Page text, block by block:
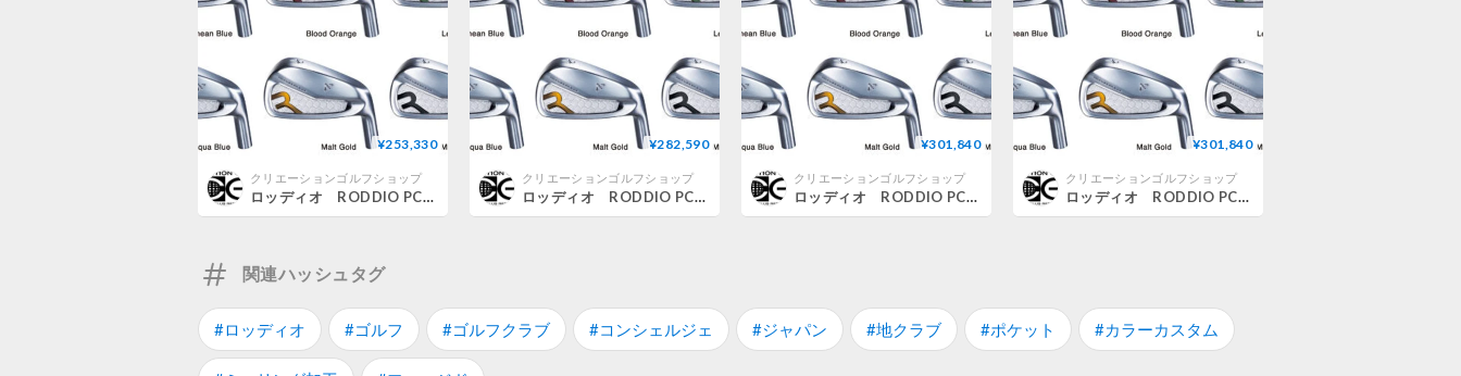
¥253,330
クリエーションゴルフショップ
ロッディオ RODDIO PC フォージドアイアン【＃7〜S】 7本セット カラーカスタム仕様 N.S.PRO モーダス3 TOUR 105 アイアン用シャフト付
¥282,590
クリエーションゴルフショップ
ロッディオ RODDIO PC フォージドアイアン【＃7〜S】 7本セット カラーカスタム仕様 グラファイトデザイン RAUNE ラウネ IRON アイアン専用シャフト付
¥301,840
クリエーションゴルフショップ
ロッディオ RODDIO PC フォージドアイアン【＃7〜S】 7本セット カラーカスタム仕様 ロッディオ ステラ アイアンシャフト付
¥301,840
クリエーションゴルフショップ
ロッディオ RODDIO PC フォージドアイアン【＃7〜S】 7本セット カラーカスタム仕様 ロッディオ ルナー アイアンシャフト付
関連ハッシュタグ
#ロッディオ #ゴルフ #ゴルフクラブ #コンシェルジェ #ジャパン #地クラブ #ポケット #カラーカスタム